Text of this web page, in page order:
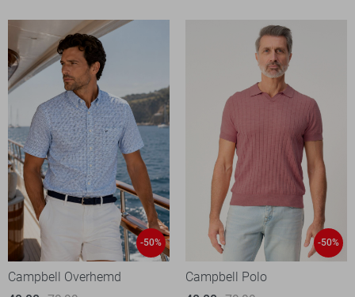
-50%
Campbell Overhemd
-50%
Campbell Polo